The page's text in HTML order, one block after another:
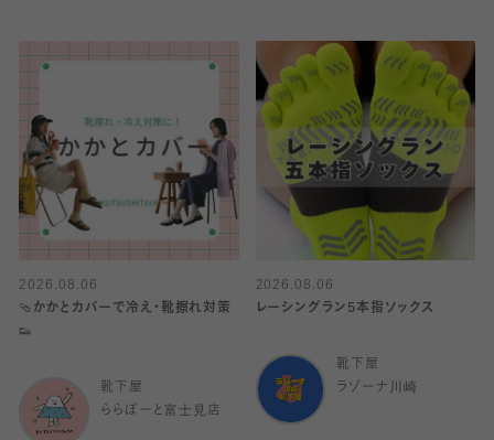
2026.08.06
🩴かかとカバーで冷え・靴擦れ対策
👟
靴下屋
ららぽーと富士見店
2026.08.06
レーシングラン5本指ソックス
靴下屋
ラゾーナ川崎